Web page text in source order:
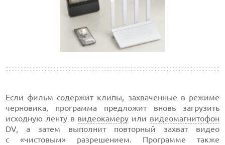
Если фильм содержит клипы, захваченные в режиме
черновика, программа предложит вновь загрузить
исходную ленту в видеокамеру или видеомагнитофон
DV, а затем выполнит повторный захват видео
с «чистовым» разрешением. Программе также